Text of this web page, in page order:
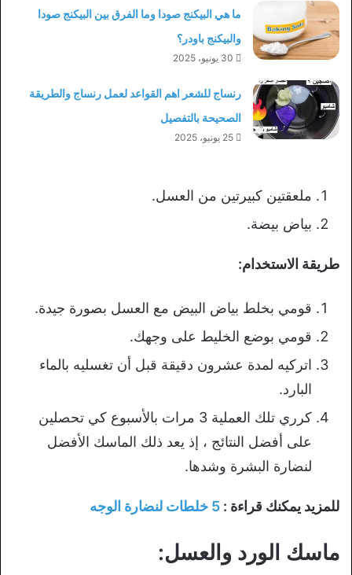
ما هي البيكنج صودا وما الفرق بين البيكنج صودا
والبيكنج باودر؟
30 يونيو، 2025
رنساج للشعر اهم القواعد لعمل رنساج والطريقة
الصحيحة بالتفصيل
25 يونيو، 2025
ملعقتين كبيرتين من العسل.
بياض بيضة.
طريقة الاستخدام:
قومي بخلط بياض البيض مع العسل بصورة جيدة.
قومي بوضع الخليط على وجهك.
اتركيه لمدة عشرون دقيقة قبل أن تغسليه بالماء
البارد.
كرري تلك العملية 3 مرات بالأسبوع كي تحصلين
على أفضل النتائج ، إذ يعد ذلك الماسك الأفضل
لنضارة البشرة وشدها.
للمزيد يمكنك قراءة : 5 خلطات لنضارة الوجه
ماسك الورد والعسل: